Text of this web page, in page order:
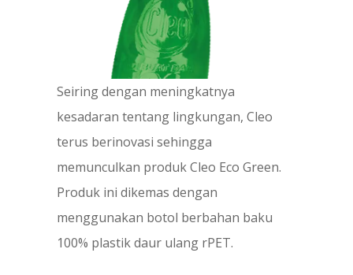
Seiring dengan meningkatnya
kesadaran tentang lingkungan, Cleo
terus berinovasi sehingga
memunculkan produk Cleo Eco Green.
Produk ini dikemas dengan
menggunakan botol berbahan baku
100% plastik daur ulang rPET.